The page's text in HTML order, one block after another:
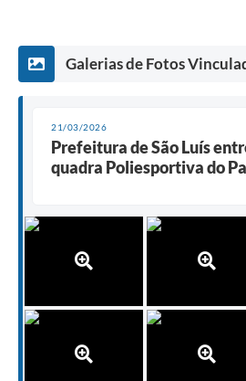
Galerias de Fotos
21/03/2026
Prefeitura de São Luís
quadra Poliesportiva do